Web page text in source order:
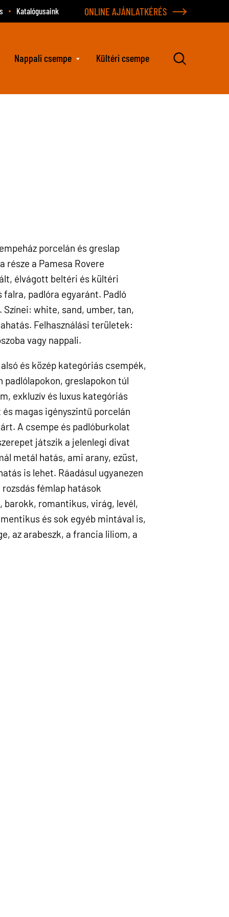
ONLINE AJÁNLATKÉRÉS
Katalógusaink
Nappali csempe Kültéri csempe
porcelán és greslap
része a Pamesa Rovere
élvágott beltéri és kültéri
padlóra egyaránt. Padló
white, sand, umber, tan,
Felhasználási területek:
vagy nappali.
és közép kategóriás csempék,
padlólapokon, greslapokon túl
exkluzív és luxus kategóriás
magas igényszintű porcelán
A csempe és padlóburkolat
játszik a jelenlegi divat
metál hatás, ami arany, ezüst,
is lehet. Ráadásul ugyanezen
fémlap hatások
barokk, romantikus, virág, levél,
és sok egyéb mintával is,
az arabeszk, a francia liliom, a